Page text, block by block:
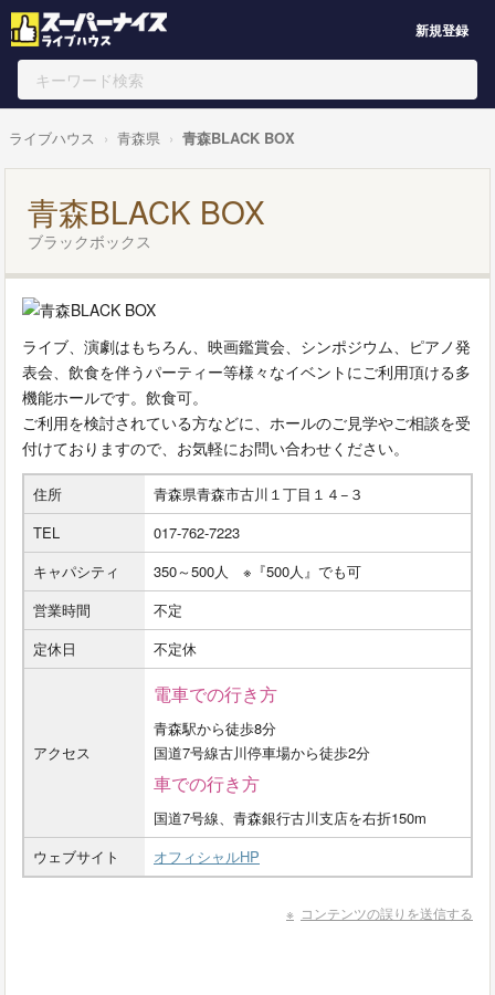
新規登録
ライブハウス 青森県 青森BLACK BOX
青森BLACK BOX
ブラックボックス
ライブ、演劇はもちろん、映画鑑賞会、シンポジウム、ピアノ発
表会、飲食を伴うパーティー等様々なイベントにご利用頂ける多
機能ホールです。飲食可。
ご利用を検討されている方などに、ホールのご見学やご相談を受
付けておりますので、お気軽にお問い合わせください。
住所
青森県青森市古川１丁目１４−３
TEL
017-762-7223
キャパシティ
350～500人 ※『500人』でも可
営業時間
不定
定休日
不定休
アクセス
電車での行き方
青森駅から徒歩8分
国道7号線古川停車場から徒歩2分
車での行き方
国道7号線、青森銀行古川支店を右折150m
ウェブサイト
オフィシャルHP
コンテンツの誤りを送信する